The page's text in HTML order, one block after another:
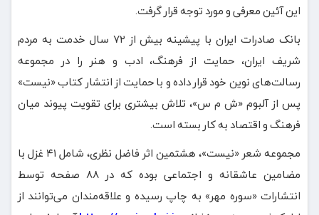
این آئین معرفی و مورد توجه قرار گرفت.
بانک صادرات ایران با پیشینه بیش از ۷۲ سال خدمت به مردم
شریف ایران، حمایت از فرهنگ، ادب و هنر را در مجموعه
رسالت‌های نوین خود قرار داده و با حمایت از انتشار کتاب «نیست»
پس از آلبوم «ش م س»، تلاش بیشتری برای تقویت پیوند میان
فرهنگ و اقتصاد به کار بسته است.
مجموعه شعر «نیست»، هشتمین اثر فاضل نظری، شامل ۴۱ غزل با
مضامین عاشقانه و اجتماعی بوده که در ۸۸ صفحه توسط
انتشارات «سوره مهر» به چاپ رسیده و علاقه‌مندان می‌توانند از